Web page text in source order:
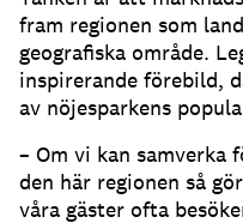
fram regionen som
geografiska område.
inspirerande förebild,
av nöjesparkens
– Om vi kan
den här regionen så
våra gäster ofta